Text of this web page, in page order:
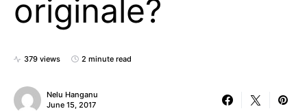
originale?
379 views 2 minute read
Nelu Hanganu
June 15, 2017